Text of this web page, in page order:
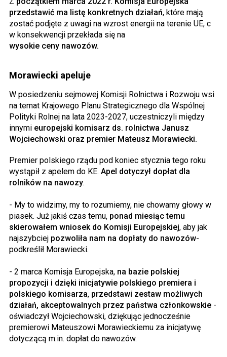
przedstawić ma listę konkretnych działań, które mają
zostać podjęte z uwagi na wzrost energii na terenie UE, c
w konsekwencji przekłada się na
wysokie ceny nawozów.
Morawiecki apeluje
W posiedzeniu sejmowej Komisji Rolnictwa i Rozwoju wsi
na temat Krajowego Planu Strategicznego dla Wspólnej
Polityki Rolnej na lata 2023-2027, uczestniczyli między
innymi europejski komisarz ds. rolnictwa Janusz
Wojciechowski oraz premier Mateusz Morawiecki.
Premier polskiego rządu pod koniec stycznia tego roku
wystąpił z apelem do KE. Apel dotyczył dopłat dla
rolników na nawozy.
- My to widzimy, my to rozumiemy, nie chowamy głowy w
piasek. Już jakiś czas temu, ponad miesiąc temu
skierowałem wniosek do Komisji Europejskiej, aby jak
najszybciej pozwoliła nam na dopłaty do nawozów-
podkreślił Morawiecki.
- 2 marca Komisja Europejska, na bazie polskiej
propozycji i dzięki inicjatywie polskiego premiera i
polskiego komisarza, przedstawi zestaw możliwych
działań, akceptowalnych przez państwa członkowskie -
oświadczył Wojciechowski, dziękując jednocześnie
premierowi Mateuszowi Morawieckiemu za inicjatywę
dotyczącą m.in. dopłat do nawozów.